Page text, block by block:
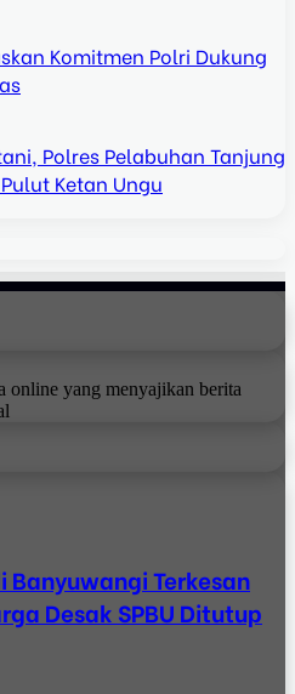
Komitmen Polri Dukung
Polres Pelabuhan Tanjung
Ketan Ungu
online yang menyajikan berita
Banyuwangi Terkesan
Desak SPBU Ditutup